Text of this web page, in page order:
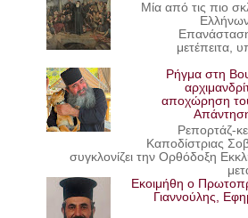
Μία από τις πιο
μετέπειτα,
Ρήγμα στη
αποχώρηση
Ρεπορτάζ-
Καποδίστριας
συγκλονίζει την Ορθόδοξη
Εκοιμήθη ο
Γιαννούλης,